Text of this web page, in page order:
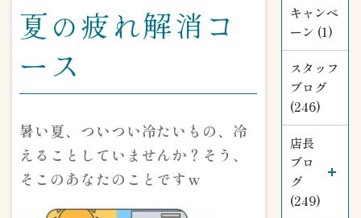
夏の疲れ解消コ
ース
暑い夏、ついつい冷たいもの、冷
えることしていませんか？そう、
そこのあなたのことですｗ
キャンペ
ーン (1)
スタッフ
ブログ
(246)
店長
ブロ
グ
(249)